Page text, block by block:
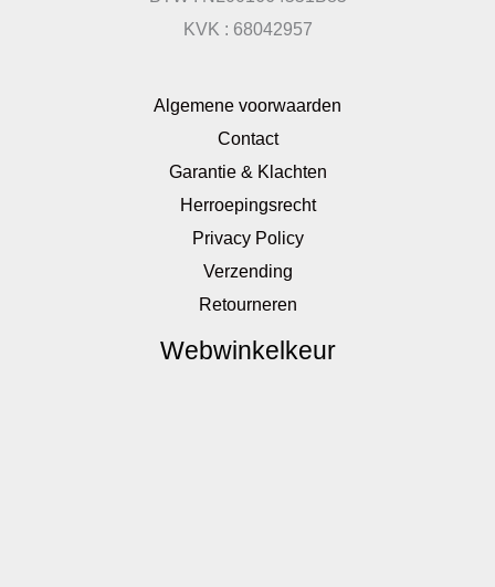
KVK : 68042957
Algemene voorwaarden
Contact
Garantie & Klachten
Herroepingsrecht
Privacy Policy
Verzending
Retourneren
Webwinkelkeur